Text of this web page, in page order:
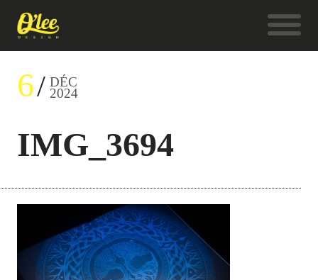
6 DÉC
2024
IMG_3694